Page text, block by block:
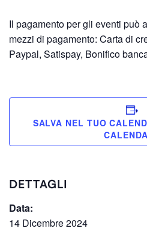
Il pagamento per gli eventi può
mezzi di pagamento: Carta di
Paypal, Satispay, Bonifico
SALVA NEL TUO
DETTAGLI
Data:
14 Dicembre 2024